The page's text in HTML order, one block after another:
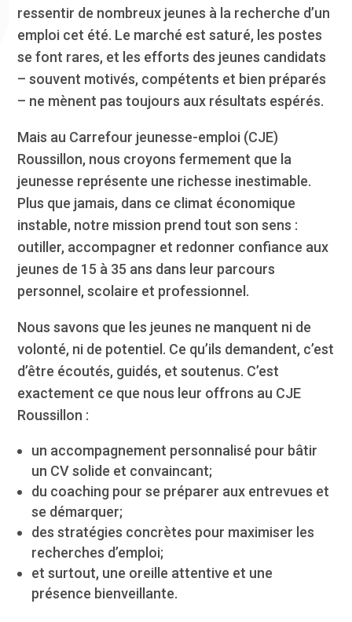
ressentir de nombreux jeunes à la recherche d’un
emploi cet été. Le marché est saturé, les postes
se font rares, et les efforts des jeunes candidats
– souvent motivés, compétents et bien préparés
– ne mènent pas toujours aux résultats espérés.
Mais au Carrefour jeunesse-emploi (CJE)
Roussillon, nous croyons fermement que la
jeunesse représente une richesse inestimable.
Plus que jamais, dans ce climat économique
instable, notre mission prend tout son sens :
outiller, accompagner et redonner confiance aux
jeunes de 15 à 35 ans dans leur parcours
personnel, scolaire et professionnel.
Nous savons que les jeunes ne manquent ni de
volonté, ni de potentiel. Ce qu’ils demandent, c’est
d’être écoutés, guidés, et soutenus. C’est
exactement ce que nous leur offrons au CJE
Roussillon :
un accompagnement personnalisé pour bâtir
un CV solide et convaincant;
du coaching pour se préparer aux entrevues et
se démarquer;
des stratégies concrètes pour maximiser les
recherches d’emploi;
et surtout, une oreille attentive et une
présence bienveillante.